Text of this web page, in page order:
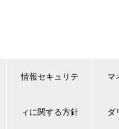
情報セキュリテ
ィに関する方針
マ
ダ